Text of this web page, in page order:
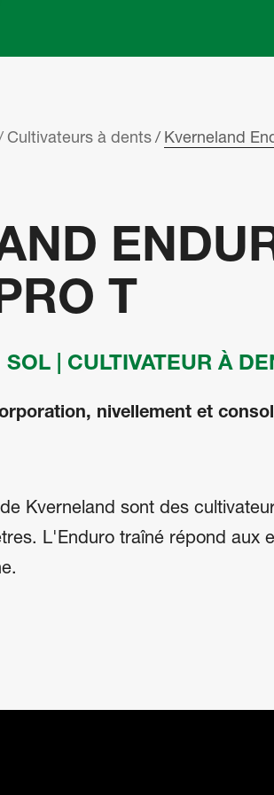
Cultivateurs à dents Kverneland
T
| CULTIVATEUR À
nivellement et
Kverneland sont des
L'Enduro traîné répond aux